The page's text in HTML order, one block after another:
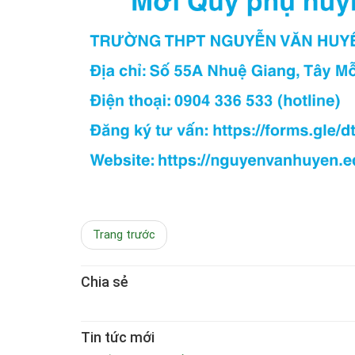
Trang trước
Chia sẻ
Tin tức mới